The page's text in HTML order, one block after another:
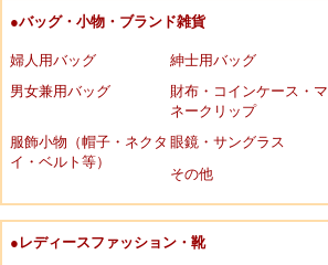
●バッグ・小物・ブランド雑貨
婦人用バッグ
紳士用バッグ
男女兼用バッグ
財布・コインケース・マ
ネークリップ
服飾小物（帽子・ネクタ
イ・ベルト等）
眼鏡・サングラス
その他
●レディースファッション・靴